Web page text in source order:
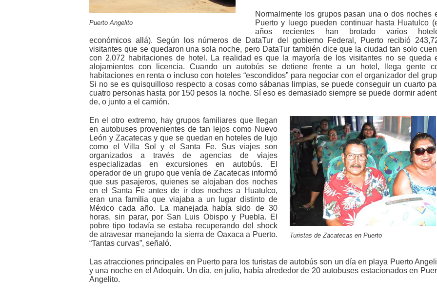
Puerto Angelito
Normalmente los grupos pasan una o dos noches
Puerto y luego pueden continuar hasta Huatulco
años recientes han brotado varios
económicos allá). Según los números de DataTur del gobierno Federal, Puerto recibió
visitantes que se quedaron una sola noche, pero DataTur también dice que la ciudad tan solo
con 2,072 habitaciones de hotel. La realidad es que la mayoría de los visitantes no se queda
alojamientos con licencia. Cuando un autobús se detiene frente a un hotel, llega gente
habitaciones en renta o incluso con hoteles “escondidos” para negociar con el organizador del
Si no se es quisquilloso respecto a cosas como sábanas limpias, se puede conseguir un cuarto
cuatro personas hasta por 150 pesos la noche. Sí eso es demasiado siempre se puede dormir
de, o junto a el camión.
Turistas de Zacatecas en Puerto
En el otro extremo, hay grupos familiares que llegan
en autobuses provenientes de tan lejos como Nuevo
León y Zacatecas y que se quedan en hoteles de lujo
como el Villa Sol y el Santa Fe. Sus viajes son
organizados a través de agencias de viajes
especializadas en excursiones en autobús. El
operador de un grupo que venía de Zacatecas informó
que sus pasajeros, quienes se alojaban dos noches
en el Santa Fe antes de ir dos noches a Huatulco,
eran una familia que viajaba a un lugar distinto de
México cada año. La manejada había sido de 30
horas, sin parar, por San Luis Obispo y Puebla. El
pobre tipo todavía se estaba recuperando del shock
de atravesar manejando la sierra de Oaxaca a Puerto.
“Tantas curvas”, señaló.
Las atracciones principales en Puerto para los turistas de autobús son un día en playa Puerto
y una noche en el Adoquín. Un día, en julio, había alrededor de 20 autobuses estacionados en
Angelito.